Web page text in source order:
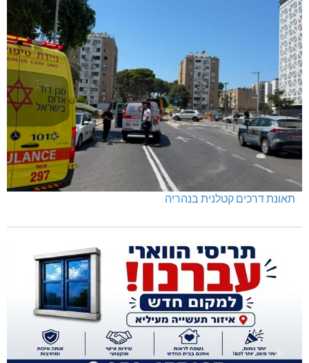
תאונת דרכים קטלנית בנהריה